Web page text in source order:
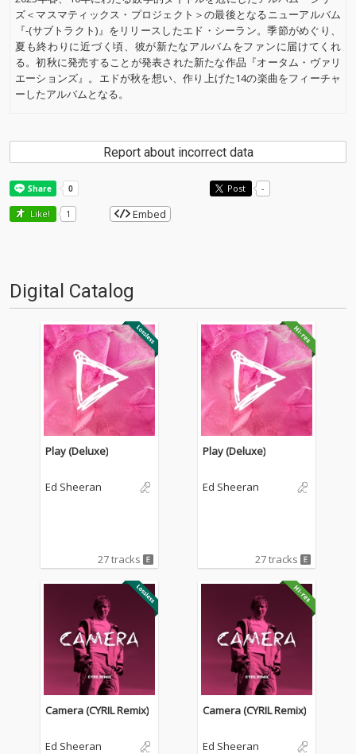
ズ＜マスマティックス・プロジェクト＞の最後となるニューアルバム
『-(サブトラクト)』をリリースしたエド・シーラン。季節がめぐり、
夏も終わりに近づく頃、彼が新たなアルバムをファンに届けてくれ
る。初秋に発売することが発表された新たな作品『オータム・ヴァリ
エーションズ』。エドが秋を想い、作り上げた14の楽曲をフィーチャ
ーしたアルバムとなる。
Report about incorrect data
Post -
Like! 1 Embed
Digital Catalog
Play (Deluxe)
Ed Sheeran
27 tracks
Play (Deluxe)
Ed Sheeran
27 tracks
Camera (CYRIL Remix)
Ed Sheeran
Camera (CYRIL Remix)
Ed Sheeran